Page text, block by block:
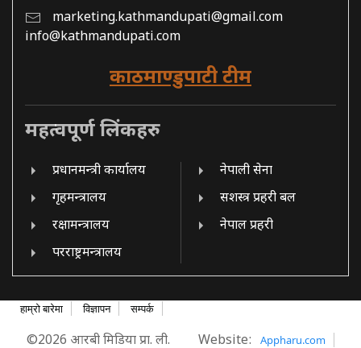
marketing.kathmandupati@gmail.com
info@kathmandupati.com
काठमाण्डुपाटी टीम
महत्वपूर्ण लिंकहरु
प्रधानमन्त्री कार्यालय
गृहमन्त्रालय
रक्षामन्त्रालय
परराष्ट्रमन्त्रालय
नेपाली सेना
सशस्त्र प्रहरी बल
नेपाल प्रहरी
हाम्रो बारेमा विज्ञापन सम्पर्क
©2026 आरबी मिडिया प्रा. ली. Website: Appharu.com